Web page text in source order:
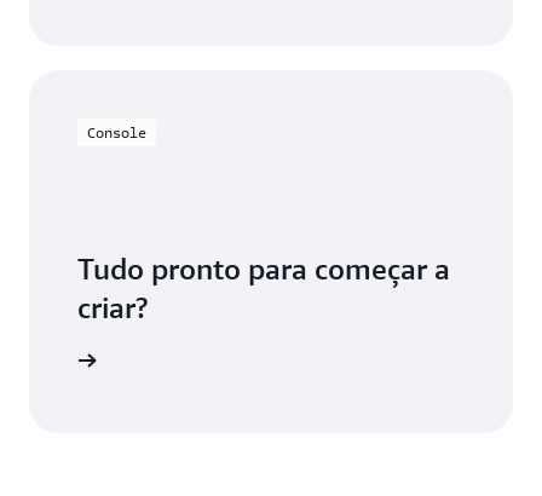
Console
Tudo pronto para começar a
criar?